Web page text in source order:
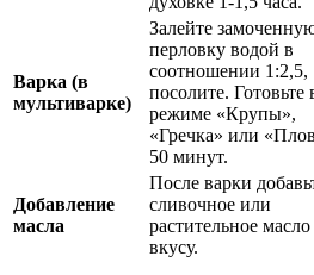
Варка (в
мультиварке)
Залейте
перловку водой в
соотношении 1:2,5,
посолите. Готовьте
режиме «Крупы»,
«Гречка» или
50 минут.
Добавление
масла
После варки
сливочное или
растительное
вкусу.